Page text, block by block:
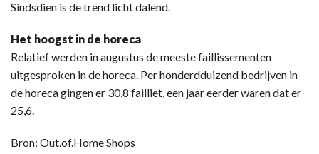
Sindsdien is de trend licht dalend.
Het hoogst in de horeca
Relatief werden in augustus de meeste faillissementen
uitgesproken in de horeca. Per honderdduizend bedrijven in
de horeca gingen er 30,8 failliet, een jaar eerder waren dat er
25,6.
Bron: Out.of.Home Shops